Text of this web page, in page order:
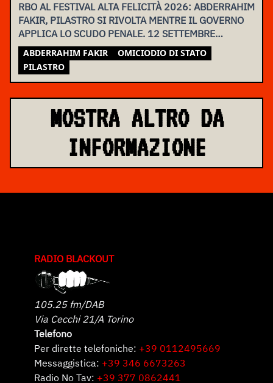
RBO AL FESTIVAL ALTA FELICITÀ 2026: ABDERRAHIM
FAKIR, PILASTRO SI RIVOLTA MENTRE IL GOVERNO
APPLICA LO SCUDO PENALE. 12 SETTEMBRE
ASSEMBLEA NAZIONALE
ABDERRAHIM FAKIR
OMICIODIO DI STATO
PILASTRO
MOSTRA ALTRO DA
INFORMAZIONE
RADIO BLACKOUT
105.25 fm/DAB
Via Cecchi 21/A Torino
Telefono
Per dirette telefoniche: +39 0112495669
Messaggistica: +39 346 6673263
Radio No Tav: +39 377 0862441